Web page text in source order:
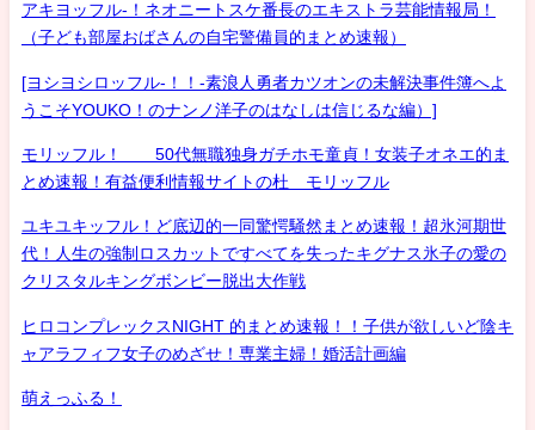
アキヨッフル-！ネオニートスケ番長のエキストラ芸能情報局！
（子ども部屋おばさんの自宅警備員的まとめ速報）
[ヨシヨシロッフル-！！-素浪人勇者カツオンの未解決事件簿へよ
うこそYOUKO！のナンノ洋子のはなしは信じるな編）]
モリッフル！ 50代無職独身ガチホモ童貞！女装子オネエ的ま
とめ速報！有益便利情報サイトの杜 モリッフル
ユキユキッフル！ど底辺的一同驚愕騒然まとめ速報！超氷河期世
代！人生の強制ロスカットですべてを失ったキグナス氷子の愛の
クリスタルキングボンビー脱出大作戦
ヒロコンプレックスNIGHT 的まとめ速報！！子供が欲しいど陰キ
ャアラフィフ女子のめざせ！専業主婦！婚活計画編
萌えっふる！